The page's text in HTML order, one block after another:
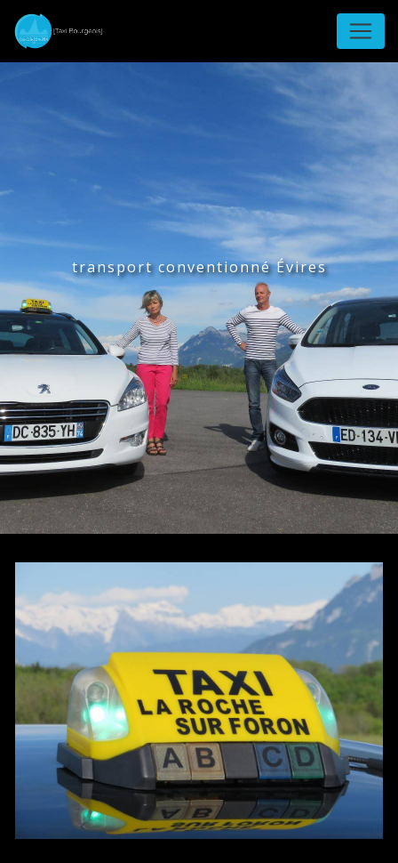
transport conventionné Évires
Panneau de gestion des cookies